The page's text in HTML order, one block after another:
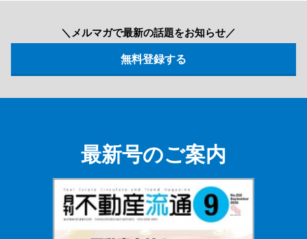
＼メルマガで最新の話題をお知らせ／
最新号のご案内